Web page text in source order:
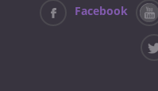
Facebook